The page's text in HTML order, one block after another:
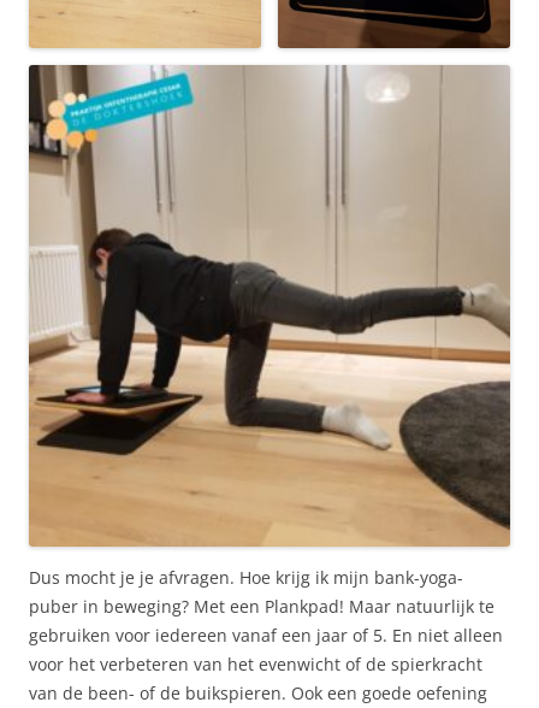
Dus mocht je je afvragen. Hoe krijg ik mijn bank-yoga-
puber in beweging? Met een Plankpad! Maar natuurlijk te
gebruiken voor iedereen vanaf een jaar of 5. En niet alleen
voor het verbeteren van het evenwicht of de spierkracht
van de been- of de buikspieren. Ook een goede oefening